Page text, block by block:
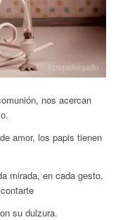
nos acercan
amor, los papis tienen
mirada, en cada gesto,
su dulzura.